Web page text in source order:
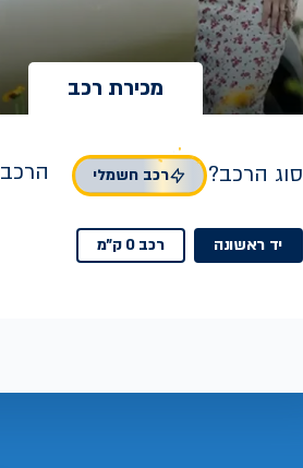
מכירת רכב
סוג הרכב? רכב חשמלי
יד ראשונה רכב 0 ק"מ